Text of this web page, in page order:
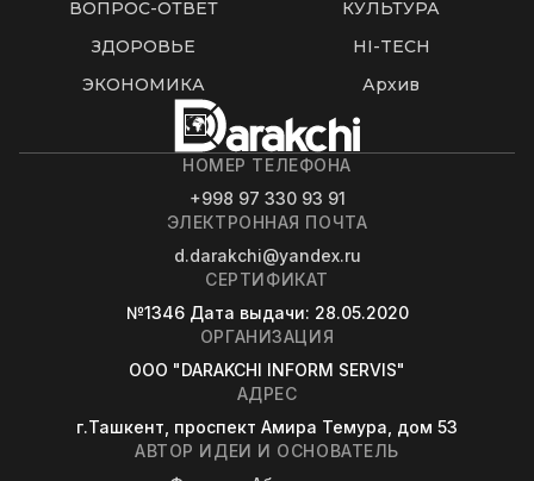
ВОПРОС-ОТВЕТ
КУЛЬТУРА
ЗДОРОВЬЕ
HI-TECH
ЭКОНОМИКА
Архив
НОМЕР ТЕЛЕФОНА
+998 97 330 93 91
ЭЛЕКТРОННАЯ ПОЧТА
d.darakchi@yandex.ru
СЕРТИФИКАТ
№1346 Дата выдачи: 28.05.2020
ОРГАНИЗАЦИЯ
OOO "DARAKCHI INFORM SERVIS"
АДРЕС
г.Ташкент, проспект Амира Темура, дом 53
АВТОР ИДЕИ И ОСНОВАТЕЛЬ